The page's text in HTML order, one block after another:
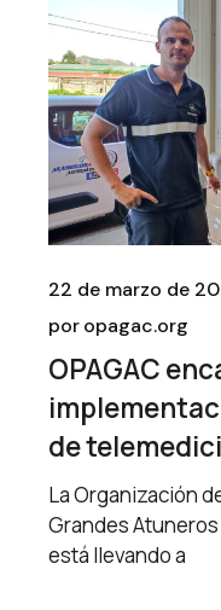
22 de marzo de
poropagac.org
OPAGAC
de
La Organización
Grandes
está llevando a